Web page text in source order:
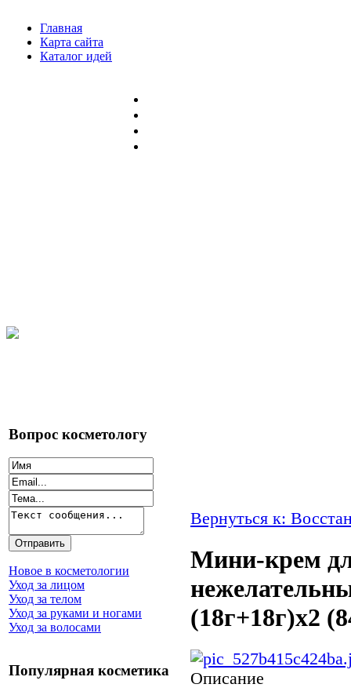
Главная
Карта сайта
Каталог идей
Вопрос косметологу
Новое в косметологии
Уход за лицом
Уход за телом
Уход за руками и ногами
Уход за волосами
Популярная косметика
Вернуться к:
Мини-крем
(18г+18г)x2
Описание